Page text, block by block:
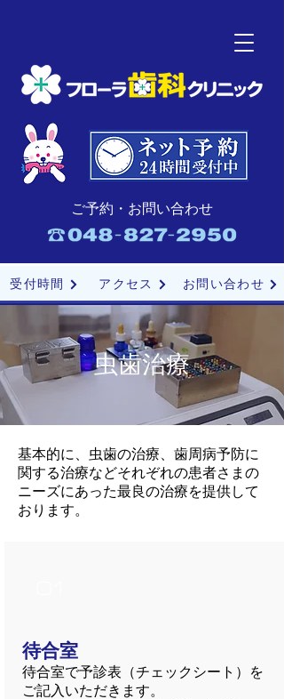
ご予約・お問い合わせ
受付時間 アクセス お問い合わせ
虫歯治療
基本的に、虫歯の治療、歯周病予防に
関する治療などそれぞれの患者さまの
ニーズにあった最良の治療を提供して
おります。
​待合室
待合室で予診表（チェックシート）を
ご記入いただきます。